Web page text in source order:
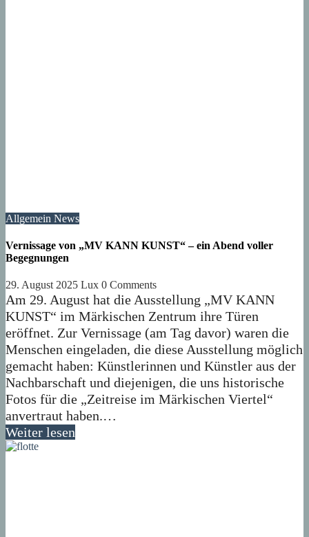
Allgemein News
Vernissage von „MV KANN KUNST“ – ein Abend voller
Begegnungen
29. August 2025 Lux 0 Comments
Am 29. August hat die Ausstellung „MV KANN
KUNST“ im Märkischen Zentrum ihre Türen
eröffnet. Zur Vernissage (am Tag davor) waren die
Menschen eingeladen, die diese Ausstellung möglich
gemacht haben: Künstlerinnen und Künstler aus der
Nachbarschaft und diejenigen, die uns historische
Fotos für die „Zeitreise im Märkischen Viertel“
anvertraut haben.…
Weiter lesen